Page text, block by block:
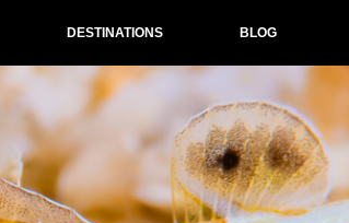
DESTINATIONS BLOG